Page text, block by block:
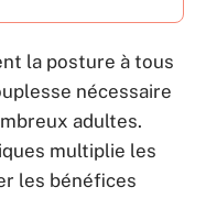
la posture à tous
nécessaire
adultes.
multiplie les
les bénéfices